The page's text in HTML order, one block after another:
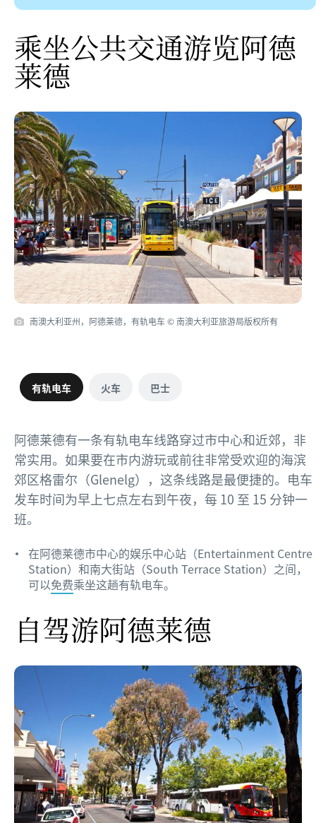
乘坐公共交通游览阿德
莱德
南澳大利亚州，阿德莱德，有轨电车 © 南澳大利亚旅游局版权所有
有轨电车 火车 巴士
阿德莱德有一条有轨电车线路穿过市中心和近郊，非
常实用。如果要在市内游玩或前往非常受欢迎的海滨
郊区格雷尔（Glenelg），这条线路是最便捷的。电车
发车时间为早上七点左右到午夜，每 10 至 15 分钟一
班。
在阿德莱德市中心的娱乐中心站（Entertainment Centre
Station）和南大街站（South Terrace Station）之间，
可以免费乘坐这趟有轨电车。
自驾游阿德莱德